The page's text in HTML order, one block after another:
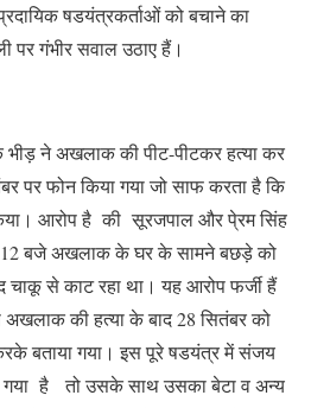
षडयंत्रकर्ताओं को बचाने का
पर गंभीर सवाल उठाए हैं।
भीड़ ने अखलाक की पीट-पीटकर हत्या कर
पर फोन किया गया जो साफ करता है कि
आरोप है की सूरजपाल और पे्रम सिंह
बजे अखलाक के घर के सामने बछड़े को
चाकू से काट रहा था। यह आरोप फर्जी हैं
अखलाक की हत्या के बाद 28 सितंबर को
बताया गया। इस पूरे षडयंत्र में संजय
गया है तो उसके साथ उसका बेटा व अन्य